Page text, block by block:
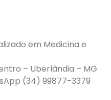
em Medicina e
– Uberlândia – MG
(34) 99877-3379